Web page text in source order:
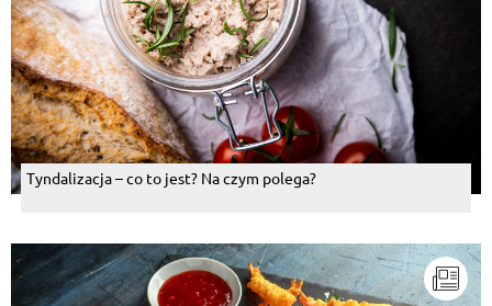
Tyndalizacja – co to jest? Na czym polega?